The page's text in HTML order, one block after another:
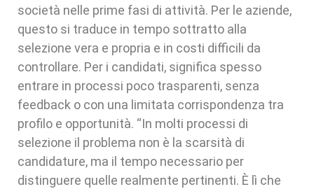
società nelle prime fasi di attività. Per le aziende,
questo si traduce in tempo sottratto alla
selezione vera e propria e in costi difficili da
controllare. Per i candidati, significa spesso
entrare in processi poco trasparenti, senza
feedback o con una limitata corrispondenza tra
profilo e opportunità. “In molti processi di
selezione il problema non è la scarsità di
candidature, ma il tempo necessario per
distinguere quelle realmente pertinenti. È lì che